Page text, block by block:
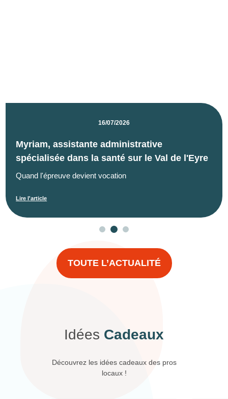
16/07/2026
Myriam, assistante administrative
spécialisée dans la santé sur le Val de l'Eyre
Quand l'épreuve devient vocation
Lire l'article
TOUTE L’ACTUALITÉ
Idées Cadeaux
Découvrez les idées cadeaux des pros
locaux !